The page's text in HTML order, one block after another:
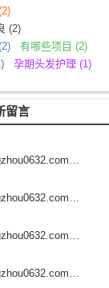
(2)
有哪些项目 (2)
孕期头发护理 (1)
留言
学习路过
学习路过
学习路过
学习路过